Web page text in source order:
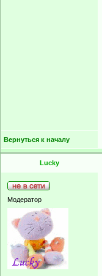
Вернуться к началу
Lucky
Модератор